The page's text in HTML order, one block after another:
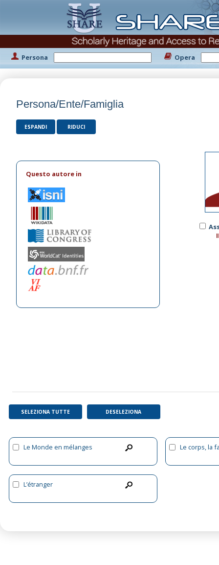
Persona Opera
Persona/Ente/Famiglia
ESPANDI RIDUCI
Questo autore in
SELEZIONA TUTTE DESELEZIONA
Le Monde en mélanges Le corps, la
L’étranger